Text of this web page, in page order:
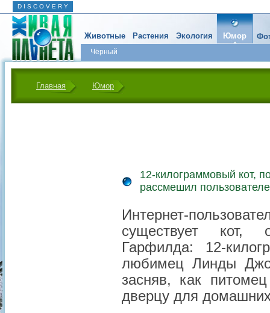
D I S C O V E R Y
Животные Растения Экология Юмор
Чёрный
Главная Юмор
12-килограммовый кот,
рассмешил
Интернет-
существует кот,
Гарфилда: 12-
любимец Линды
засняв, как
дверцу для